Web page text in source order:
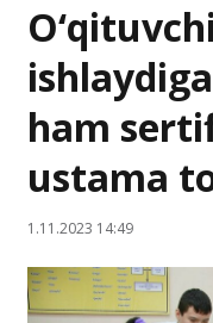
ham
ustama
1.11.2023 14:49